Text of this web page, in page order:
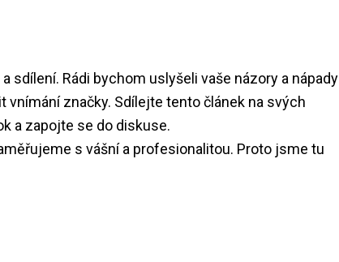
sdílení. Rádi bychom uslyšeli vaše názory a nápady
vnímání značky. Sdílejte tento článek na svých
a zapojte se do diskuse.
s vášní a profesionalitou. Proto jsme tu